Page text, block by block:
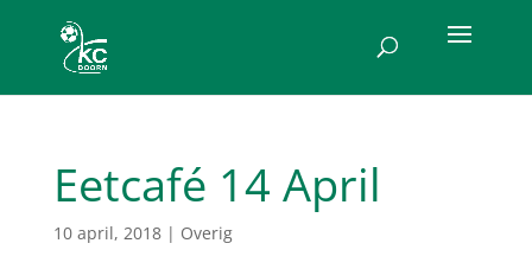
Eetcafé 14 April
10 april, 2018| Overig